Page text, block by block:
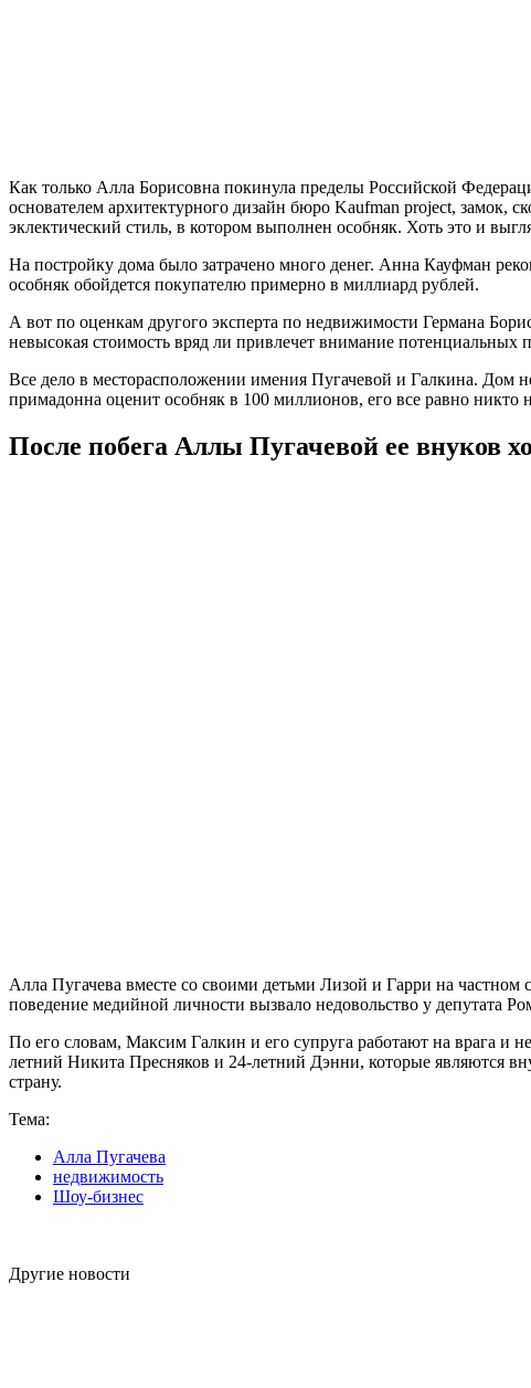
Как только Алла Борисовна покинула пределы Российской
основателем архитектурного дизайн бюро Kaufman project, замок,
эклектический стиль, в котором выполнен особняк. Хоть это и
На постройку дома было затрачено много денег. Анна Кауфман
особняк обойдется покупателю примерно в миллиард рублей.
А вот по оценкам другого эксперта по недвижимости Германа
невысокая стоимость вряд ли привлечет внимание потенциальных
Все дело в месторасположении имения Пугачевой и Галкина. Дом
примадонна оценит особняк в 100 миллионов, его все равно никто
После побега Аллы Пугачевой ее внуков
Алла Пугачева вместе со своими детьми Лизой и Гарри на частном
поведение медийной личности вызвало недовольство у депутата
По его словам, Максим Галкин и его супруга работают на врага и
летний Никита Пресняков и 24-летний Дэнни, которые являются
страну.
Тема:
Алла Пугачева
недвижимость
Шоу-бизнес
Другие новости